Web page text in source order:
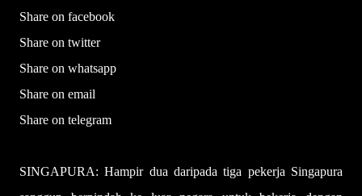
Share on facebook
Share on twitter
Share on whatsapp
Share on email
Share on telegram
SINGAPURA: Hampir dua daripada tiga pekerja Singapura